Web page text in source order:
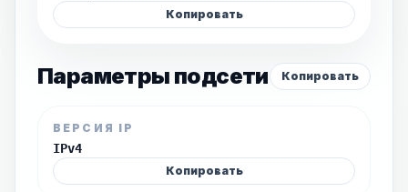
Копировать
Параметры подсети Копировать
ВЕРСИЯ IP
IPv4
Копировать